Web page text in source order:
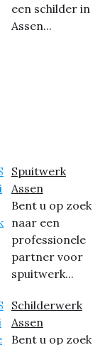
een schilder in
Assen...
Spuitwerk
Assen
Bent u op zoek
naar een
professionele
partner voor
spuitwerk...
Schilderwerk
Assen
Bent u op zoek